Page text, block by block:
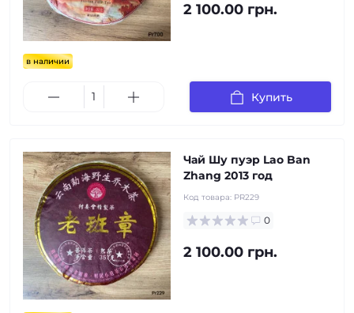
в наличии
2 100.00 грн.
Купить
Чай Шу пуэр Lao Ban
Zhang 2013 год
Код товара: PR229
0
2 100.00 грн.